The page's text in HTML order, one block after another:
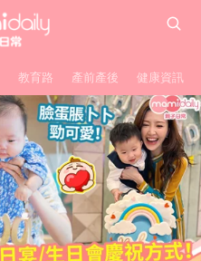
教育路 產前產後 健康資訊